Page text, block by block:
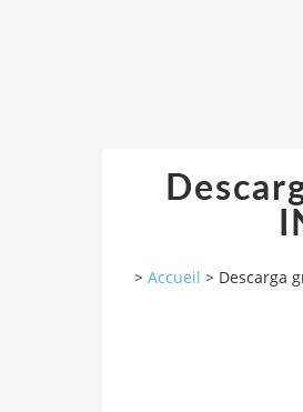
> Accueil > Descarga